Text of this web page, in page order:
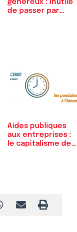
généreux : inutile
de passer par
Aides publiques
aux entreprises :
le capitalisme de…